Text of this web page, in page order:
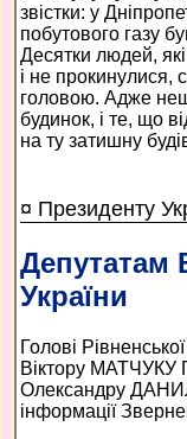
звістки: у
побутового газу
Десятки людей,
і не прокинулися,
головою. Адже
будинок, і те, що
на ту затишну
¤ Президенту
Депутатам
України
Голові
Віктору МАТЧУКУ
Олександру
інформації